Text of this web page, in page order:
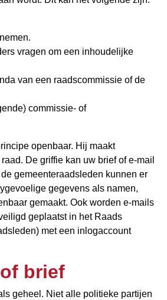
vragen om een inhoudelijke
van een raadscommissie of de
commissie- of
openbaar. Hij maakt
De griffie kan uw brief of e-mail
gemeenteraadsleden kunnen er
gegevens als namen,
gemaakt. Ook worden e-mails
geplaatst in het Raads
met een inlogaccount
brief
geheel. Niet alle politieke partijen